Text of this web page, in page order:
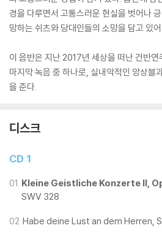
경을 다루면서 고통스러운 현실을 벗어나
망하는 쉬츠와 당대인들의 소망을 담고 있
이 음반은 지난 2017년 세상을 떠난 건반
마지막 녹음 중 하나로, 실내악적인 앙상블
을 준다.
디스크
CD 1
01 Kleine Geistliche Konzerte II,
SWV 328
02 Habe deine Lust an dem Herren,